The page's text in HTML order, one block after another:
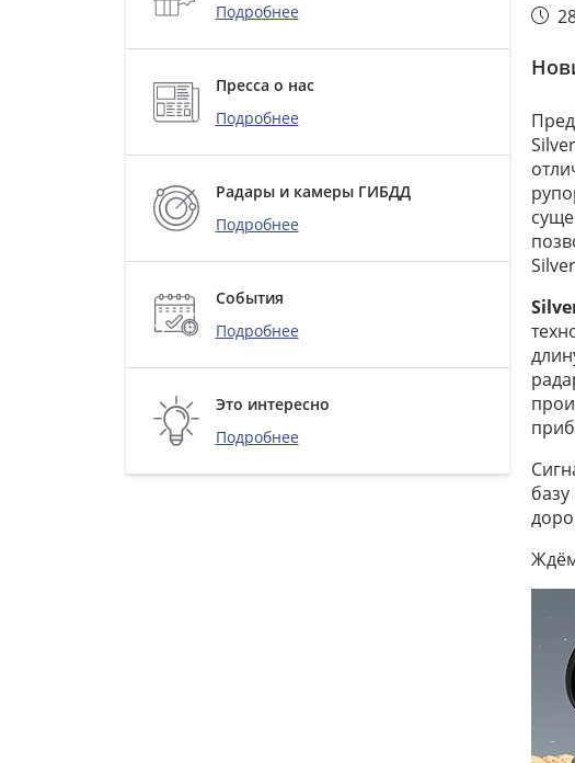
Подробнее
Пресса о нас
Подробнее
Радары и камеры ГИБДД
Подробнее
События
Подробнее
Это интересно
Подробнее